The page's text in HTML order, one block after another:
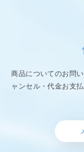
商品についてのお問
ャンセル・代金お支